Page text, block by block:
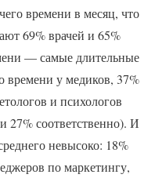
времени в месяц, что
69% врачей и 65%
— самые длительные
времени у медиков, 37%
и психологов
27% соответственно). И
невысоко: 18%
по маркетингу,